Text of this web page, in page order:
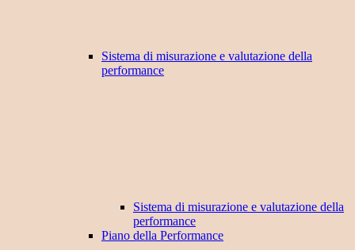
Sistema di misurazione e valutazione della
performance
Sistema di misurazione e valutazione della
performance
Piano della Performance